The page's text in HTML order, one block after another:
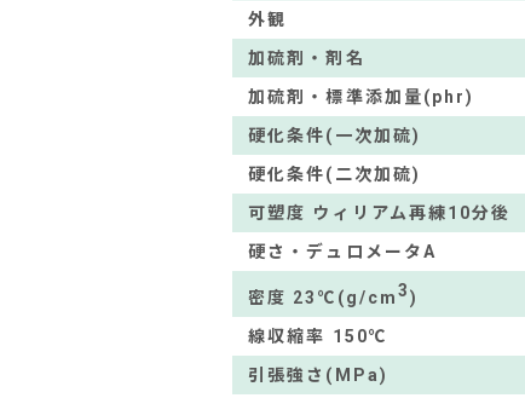
外観
加硫剤・剤名
加硫剤・標準添加量(phr)
硬化条件(一次加硫)
硬化条件(二次加硫)
可塑度 ウィリアム再練10分後
硬さ・デュロメータA
密度 23℃(g/cm3)
線収縮率 150℃
引張強さ(MPa)